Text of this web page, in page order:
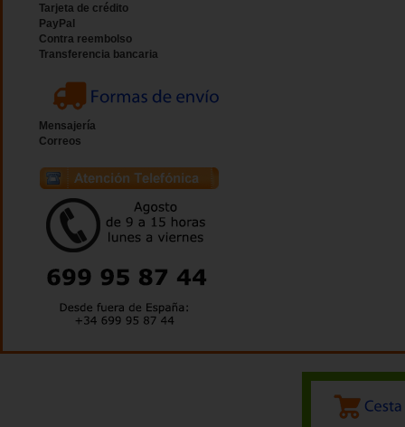
Tarjeta de crédito
PayPal
Contra reembolso
Transferencia bancaria
Mensajería
Correos